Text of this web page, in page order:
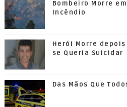
Bombeiro Morre
Incêndio
Herói Morre
se Queria Suicidar
Das Mãos Que